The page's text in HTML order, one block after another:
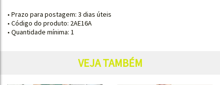
• Prazo para postagem: 3 dias úteis
• Código do produto: 2AE16A
• Quantidade mínima: 1
VEJA TAMBÉM